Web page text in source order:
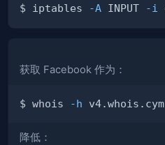
$ iptables
-A INPUT -i
获取 Facebook 作为：
$ whois -h
降低：